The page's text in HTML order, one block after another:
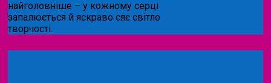
найголовніше – у кожному серці
запалюється й яскраво сяє світло
творчості.